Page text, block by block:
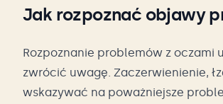
Jak rozpoznać objawy
Rozpoznanie problemów z
zwrócić uwagę. Zaczerwienienie,
wskazywać na poważniejsze